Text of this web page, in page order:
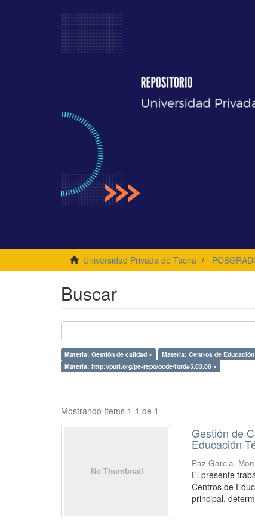
Universidad Privada de Tacna
Buscar
Materia: Gestión de calidad × Materia: Centros de
Materia: http://purl.org/pe-repo/ocde/ford#5.03.00 ×
Mostrando ítems 1-1 de 1
Gestión de
Educación
Paz Garcia,
El presente
Centros de
principal,